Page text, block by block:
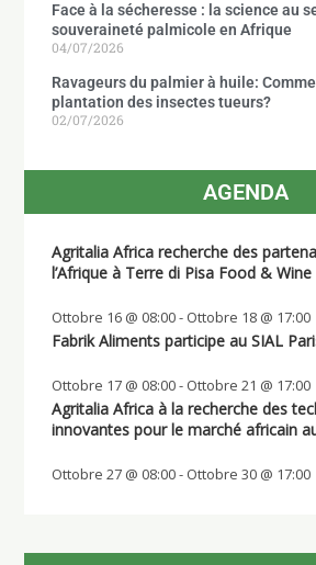
Face à la sécheresse : la science au
souveraineté palmicole en Afrique
04/07/2026
Ravageurs du palmier à huile:
plantation des insectes tueurs?
02/07/2026
AGENDA
Agritalia Africa recherche des
l’Afrique à Terre di Pisa Food &
Ottobre 16 @ 08:00- Ottobre 18 @ 17:00
Fabrik Aliments participe au SIAL
Ottobre 17 @ 08:00- Ottobre 21 @ 17:00
Agritalia Africa à la recherche des
innovantes pour le marché africain
Ottobre 27 @ 08:00- Ottobre 30 @ 17:00